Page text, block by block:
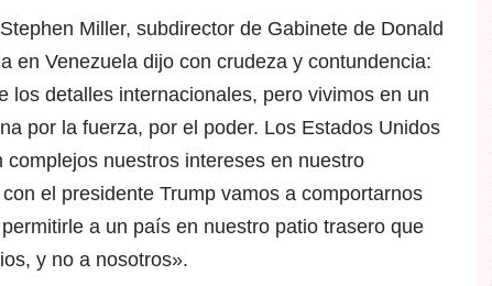
Miller, subdirector de Gabinete de Donald
en Venezuela dijo con crudeza y contundencia:
los detalles internacionales, pero vivimos en un
por la fuerza, por el poder. Los Estados Unidos
nuestros intereses en nuestro
el presidente Trump vamos a comportarnos
a un país en nuestro patio trasero que
y no a nosotros».